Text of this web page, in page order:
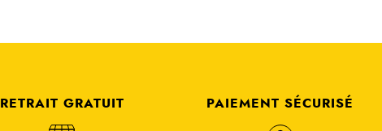
RETRAIT GRATUIT PAIEMENT SÉCURISÉ